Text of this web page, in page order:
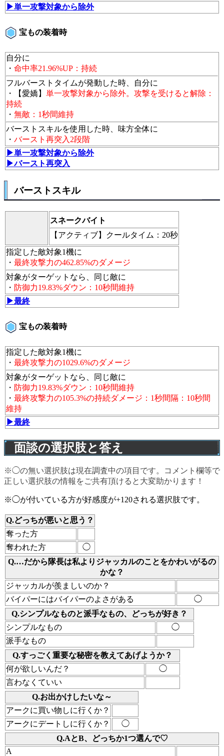
▶単一攻撃対象から除外
宝もの装着時
自分に
・ 命中率21.96%UP：持続
フルバーストタイムが発動した時、自分に
・【愛嬌】 単一攻撃対象から除外。攻撃を受けると解除：
持続
・ 無敵：1秒間維持
バーストスキルを使用した時、味方全体に
・ バースト再突入2段階
▶単一攻撃対象から除外
▶バースト再突入
バーストスキル
スネークバイト
【アクティブ】
クールタイム：20秒
指定した敵対象1機に
・ 最終攻撃力の462.85%のダメージ
対象がターゲットなら、同じ敵に
・ 防御力19.83%ダウン：10秒間維持
▶最終
宝もの装着時
指定した敵対象1機に
・ 最終攻撃力の1029.6%のダメージ
対象がターゲットなら、同じ敵に
・ 防御力19.83%ダウン：10秒間維持
・ 最終攻撃力の105.3%の持続ダメージ：1秒間隔：10秒間
維持
▶最終
面談の選択肢と答え
※◯の無い選択肢は現在調査中の項目です。コメント欄等で
正しい選択肢の情報をご共有頂けると大変助かります！
※◯が付いている方が好感度が+120される選択肢です。
Q.どっちが悪いと思う？
奪った方
奪われた方
◯
Q.…だから隊長は私よりジャッカルのことをかわいがるの
かな？
ジャッカルが羨ましいのか？
バイパーにはバイパーのよさがある
◯
Q.シンプルなものと派手なもの、どっちが好き？
シンプルなもの
◯
派手なもの
Q.すっごく重要な秘密を教えてあげようか？
何が欲しいんだ？
◯
言わなくていい
Q.お出かけしたいな～
アークに買い物しに行くか？
アークにデートしに行くか？
◯
Q.AとB、どっちか1つ選んで♡
A